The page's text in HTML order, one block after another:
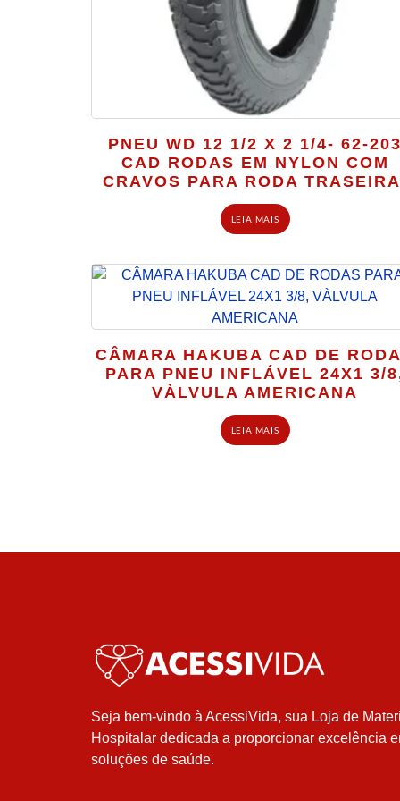
PNEU WD 12 1/2 X 2 1/4- 62-
CAD RODAS EM NYLON COM
CRAVOS PARA RODA
LEIA MAIS
CÂMARA HAKUBA CAD DE
PARA PNEU INFLÁVEL 24X1 3/
VÀLVULA AMERICANA
LEIA MAIS
Seja bem-vindo à AcessiVida, sua Loja de
Hospitalar dedicada a proporcionar excelência
soluções de saúde.